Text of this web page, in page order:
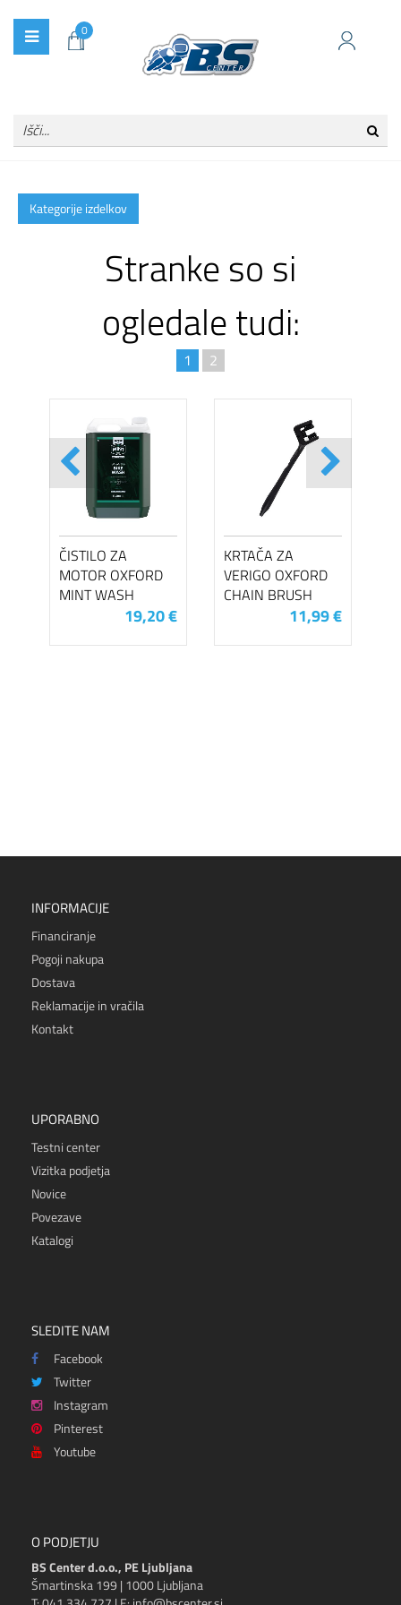
0
Kategorije izdelkov
Stranke so si
ogledale tudi:
1 2
ČISTILO ZA
MOTOR OXFORD
MINT WASH
19,20 €
KRTAČA ZA
VERIGO OXFORD
CHAIN BRUSH
11,99 €
INFORMACIJE
Financiranje
Pogoji nakupa
Dostava
Reklamacije in vračila
Kontakt
UPORABNO
Testni center
Vizitka podjetja
Novice
Povezave
Katalogi
SLEDITE NAM
Facebook
Twitter
Instagram
Pinterest
Youtube
O PODJETJU
BS Center d.o.o., PE Ljubljana
Šmartinska 199 | 1000 Ljubljana